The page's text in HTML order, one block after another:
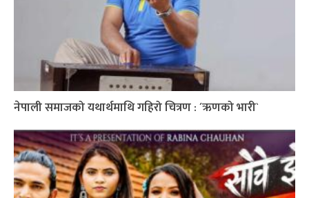
नेपाली समाजको यथार्थमाथि गहिरो चित्रण : ´ऋणको भारी`